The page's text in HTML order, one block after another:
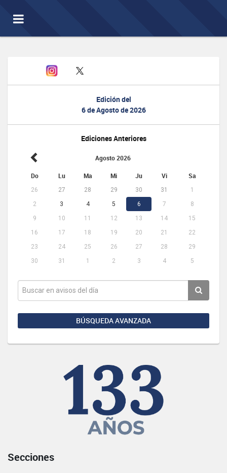
Toggle
navigation
Edición del
6 de Agosto de 2026
Ediciones Anteriores
Agosto 2026
Do Lu Ma Mi Ju Vi Sa
26 27 28 29 30 31
1
2
3 4 5 6 7
8
9
10 11 12 13 14
15
16
17 18 19 20 21
22
23
24 25 26 27 28
29
30
31 1 2 3 4 5
BÚSQUEDA AVANZADA
Secciones